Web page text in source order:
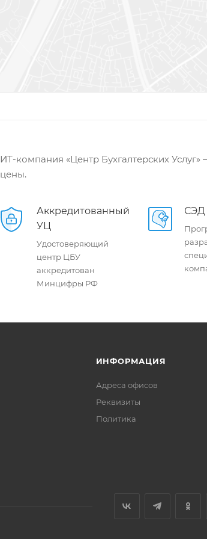
ИТ-компания «Центр Бухгалтерских
цены.
Аккредитованный
УЦ
Удостоверяющий
центр ЦБУ
аккредитован
Минцифры РФ
СЭД
ИНФОРМАЦИЯ
Адреса офисов
Реквизиты
Политика